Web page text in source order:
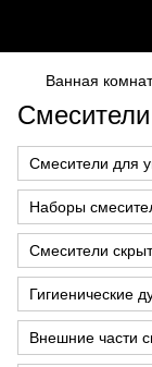
Ванная
Смесители для
Наборы
Смесители
Гигиенические
Внешние части